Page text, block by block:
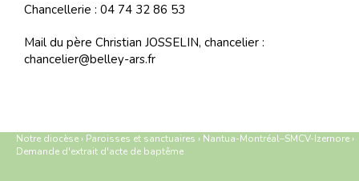
Chancellerie : 04 74 32 86 53
Mail du père Christian JOSSELIN, chancelier :
chancelier@belley-ars.fr
Notre diocèse › Paroisses et sanctuaires › Nantua-Montréal–SMCV-Izernore ›
Demande d'extrait d'acte de baptême